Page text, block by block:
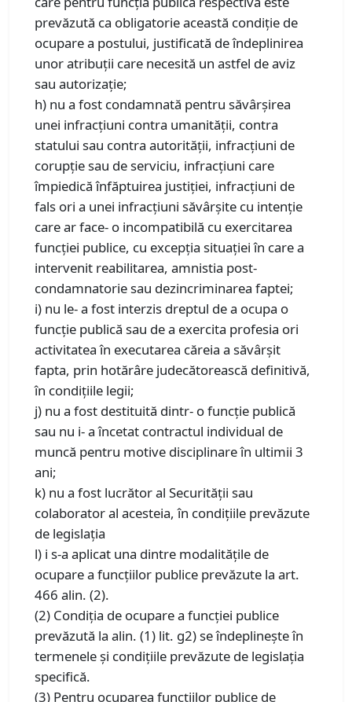
prevăzută ca obligatorie această condiţie de
ocupare a postului, justificată de îndeplinirea
unor atribuţii care necesită un astfel de aviz
sau autorizaţie;
h) nu a fost condamnată pentru săvârşirea
unei infracţiuni contra umanităţii, contra
statului sau contra autorităţii, infracţiuni de
corupţie sau de serviciu, infracţiuni care
împiedică înfăptuirea justiţiei, infracţiuni de
fals ori a unei infracţiuni săvârşite cu intenţie
care ar face- o incompatibilă cu exercitarea
funcţiei publice, cu excepţia situaţiei în care a
intervenit reabilitarea, amnistia post-
condamnatorie sau dezincriminarea faptei;
i) nu le- a fost interzis dreptul de a ocupa o
funcţie publică sau de a exercita profesia ori
activitatea în executarea căreia a săvârşit
fapta, prin hotărâre judecătorească definitivă,
în condiţiile legii;
j) nu a fost destituită dintr- o funcţie publică
sau nu i- a încetat contractul individual de
muncă pentru motive disciplinare în ultimii 3
ani;
k) nu a fost lucrător al Securităţii sau
colaborator al acesteia, în condiţiile prevăzute
de legislaţia
l) i s-a aplicat una dintre modalităţile de
ocupare a funcţiilor publice prevăzute la art.
466 alin. (2).
(2) Condiţia de ocupare a funcţiei publice
prevăzută la alin. (1) lit. g2) se îndeplineşte în
termenele şi condiţiile prevăzute de legislaţia
specifică.
(3) Pentru ocuparea funcţiilor publice de